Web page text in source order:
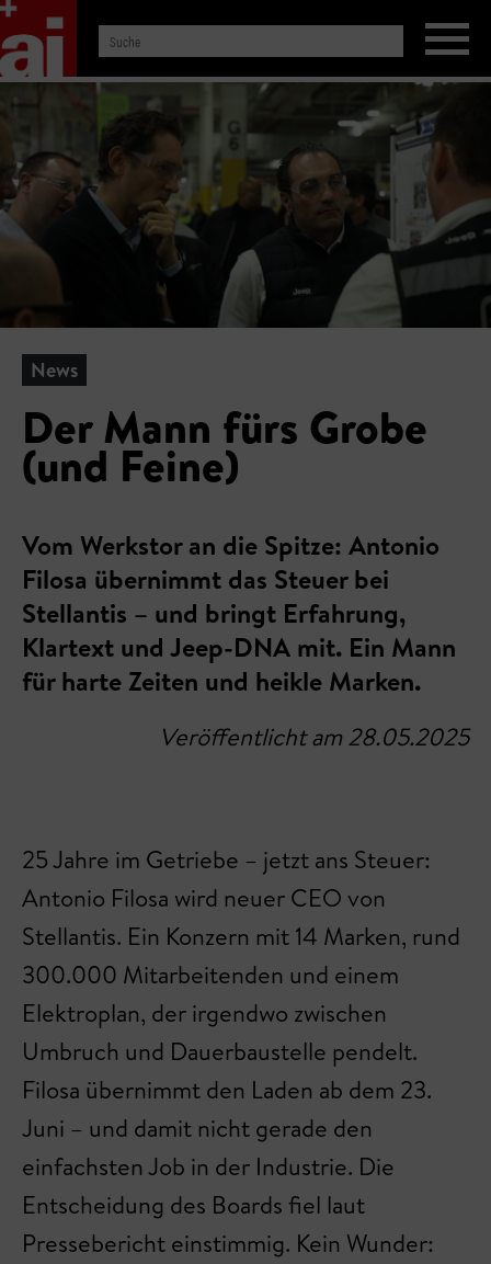
News
Der Mann fürs Grobe
(und Feine)
Vom Werkstor an die Spitze: Antonio
Filosa übernimmt das Steuer bei
Stellantis – und bringt Erfahrung,
Klartext und Jeep-DNA mit. Ein Mann
für harte Zeiten und heikle Marken.
Veröffentlicht am 28.05.2025
25 Jahre im Getriebe – jetzt ans Steuer:
Antonio Filosa wird neuer CEO von
Stellantis. Ein Konzern mit 14 Marken, rund
300.000 Mitarbeitenden und einem
Elektroplan, der irgendwo zwischen
Umbruch und Dauerbaustelle pendelt.
Filosa übernimmt den Laden ab dem 23.
Juni – und damit nicht gerade den
einfachsten Job in der Industrie. Die
Entscheidung des Boards fiel laut
Pressebericht einstimmig. Kein Wunder: